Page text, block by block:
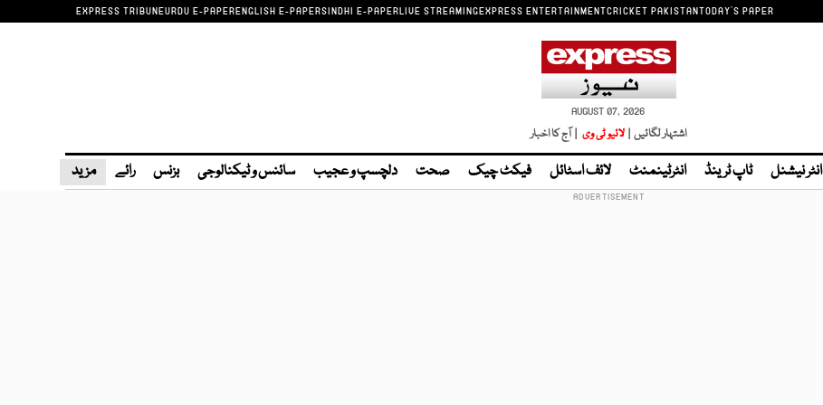
EXPRESS TRIBUNEURDU E-PAPERENGLISH E-PAPERSINDHI E-PAPERLIVE STREAMINGEXPRESS ENTERTAINMENTCRICKET PAKISTANTODAY'S PAPER
AUGUST 07, 2026
اشتہار لگائیں | لائیو ٹی وی | آج کا اخبار
انٹر نیشنل ٹاپ ٹرینڈ انٹرٹینمنٹ لائف اسٹائل فیکٹ چیک صحت دلچسپ و عجیب سائنس و ٹیکنالوجی بزنس رائے مزید